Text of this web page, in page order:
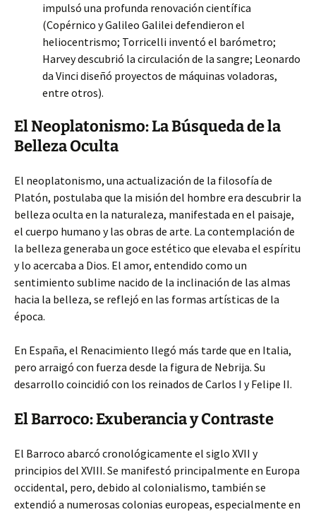
impulsó una profunda renovación científica
(Copérnico y Galileo Galilei defendieron el
heliocentrismo; Torricelli inventó el barómetro;
Harvey descubrió la circulación de la sangre; Leonardo
da Vinci diseñó proyectos de máquinas voladoras,
entre otros).
El Neoplatonismo: La Búsqueda de la
Belleza Oculta
El neoplatonismo, una actualización de la filosofía de
Platón, postulaba que la misión del hombre era descubrir la
belleza oculta en la naturaleza, manifestada en el paisaje,
el cuerpo humano y las obras de arte. La contemplación de
la belleza generaba un goce estético que elevaba el espíritu
y lo acercaba a Dios. El amor, entendido como un
sentimiento sublime nacido de la inclinación de las almas
hacia la belleza, se reflejó en las formas artísticas de la
época.
En España, el Renacimiento llegó más tarde que en Italia,
pero arraigó con fuerza desde la figura de Nebrija. Su
desarrollo coincidió con los reinados de Carlos I y Felipe II.
El Barroco: Exuberancia y Contraste
El Barroco abarcó cronológicamente el siglo XVII y
principios del XVIII. Se manifestó principalmente en Europa
occidental, pero, debido al colonialismo, también se
extendió a numerosas colonias europeas, especialmente en